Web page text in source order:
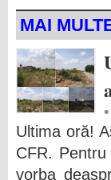
MAI
Ultima oră!
CFR.
vorba